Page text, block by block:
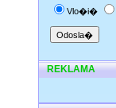
Vlo�i�
REKLAMA